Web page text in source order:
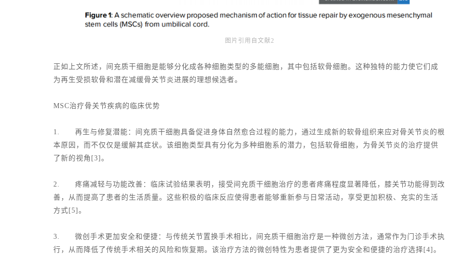
图片引用自文献2
正如上文所述，间充质干细胞是能够分化成各种细胞类型的多能细胞，其中包括软骨细胞。这种独特的能力使它们成
为再生受损软骨和潜在减缓骨关节炎进展的理想候选者。
MSC治疗骨关节疾病的临床优势
1. 再生与修复潜能：间充质干细胞具备促进身体自然愈合过程的能力，通过生成新的软骨组织来应对骨关节炎的根
本原因，而不仅仅是缓解其症状。该细胞类型具有分化为多种细胞系的潜力，包括软骨细胞，为骨关节炎的治疗提供
了新的视角[3]。
2. 疼痛减轻与功能改善：临床试验结果表明，接受间充质干细胞治疗的患者疼痛程度显著降低，膝关节功能得到改
善，从而提高了患者的生活质量。这些积极的临床反应使得患者能够重新参与日常活动，享受更加积极、充实的生活
方式[5]。
3. 微创手术更加安全和便捷：与传统关节置换手术相比，间充质干细胞治疗是一种微创方法，通常作为门诊手术执
行，从而降低了传统手术相关的风险和恢复期。该治疗方法的微创特性为患者提供了更为安全和便捷的治疗选择[4]。